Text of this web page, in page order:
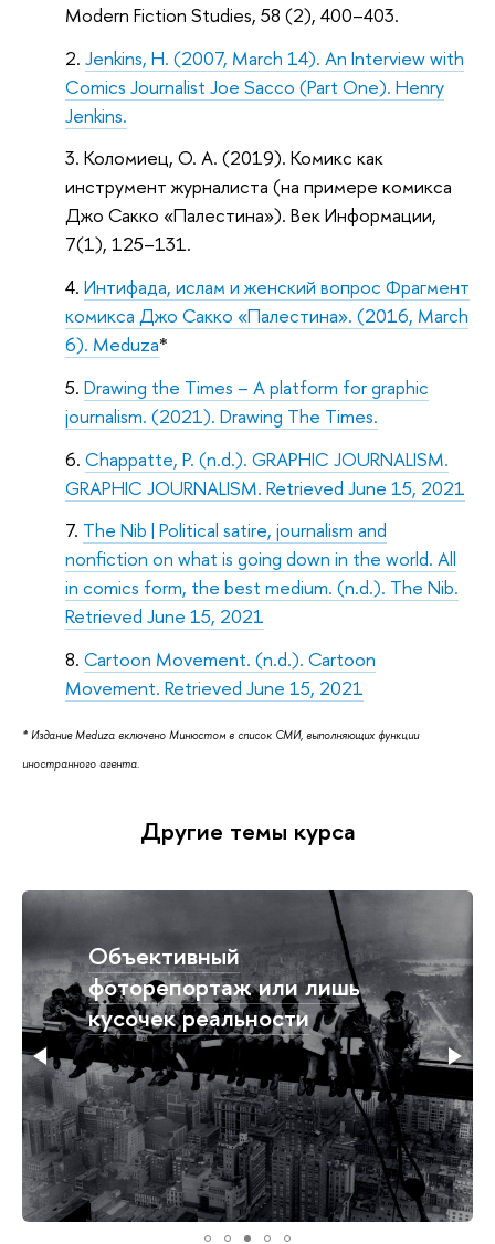
Modern Fiction Studies, 58 (2), 400–403.
Jenkins, H. (2007, March 14). An Interview with
Comics Journalist Joe Sacco (Part One). Henry
Jenkins.
Коломиец, О. А. (2019). Комикс как
инструмент журналиста (на примере комикса
Джо Сакко «Палестина»). Век Информации,
7(1), 125–131.
Интифада, ислам и женский вопрос Фрагмент
комикса Джо Сакко «Палестина». (2016, March
6). Meduza*
Drawing the Times – A platform for graphic
journalism. (2021). Drawing The Times.
Chappatte, P. (n.d.). GRAPHIC JOURNALISM.
GRAPHIC JOURNALISM. Retrieved June 15, 2021
The Nib | Political satire, journalism and
nonfiction on what is going down in the world. All
in comics form, the best medium. (n.d.). The Nib.
Retrieved June 15, 2021
Cartoon Movement. (n.d.). Cartoon
Movement. Retrieved June 15, 2021
* Издание Meduza включено Минюстом в список СМИ, выполняющих функции
иностранного агента.
Другие темы курса
Визуализация больших
данных может быть
“мусорной” (и это
работает)